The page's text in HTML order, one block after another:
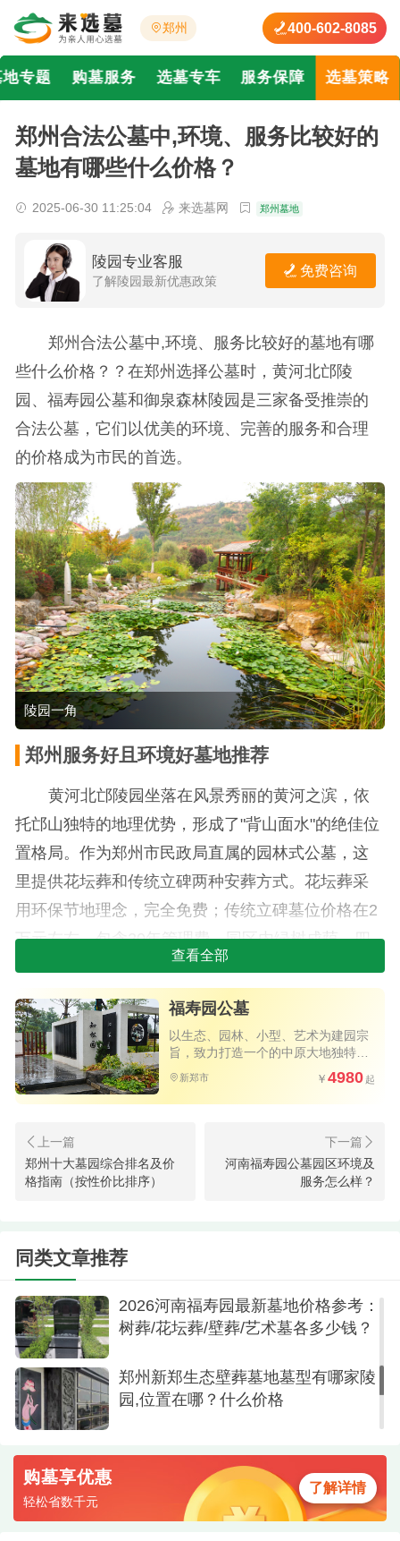
郑州 400-602-8085
地专题 购墓服务 选墓专车 服务保障 选墓策略
郑州合法公墓中,环境、服务比较好的
墓地有哪些什么价格？
2025-06-30 11:25:04 来选墓网 郑州墓地
陵园专业客服
了解陵园最新优惠政策
免费咨询
郑州合法公墓中,环境、服务比较好的墓地有哪
些什么价格？？在郑州选择公墓时，黄河北邙陵
园、福寿园公墓和御泉森林陵园是三家备受推崇的
合法公墓，它们以优美的环境、完善的服务和合理
的价格成为市民的首选。
陵园一角
郑州服务好且环境好墓地推荐
黄河北邙陵园坐落在风景秀丽的黄河之滨，依
托邙山独特的地理优势，形成了"背山面水"的绝佳位
置格局。作为郑州市民政局直属的园林式公墓，这
里提供花坛葬和传统立碑两种安葬方式。花坛葬采
用环保节地理念，完全免费；传统立碑墓位价格在2
万元左右，包含20年管理费。园区内绿树成荫，四
季常青，配备专业的礼仪服务和24小时安保系统，
每年清明期间还提供免费的祭扫接送服务。
福寿园公墓是郑州生态葬的先行者，位于郑州
西区，以"公园化、艺术化"的设计理念著称。这里提
供花坛葬、壁葬和树葬等多种生态安葬形式，价格
区内设有人文纪念广场和追思长廊，将传统文化与
现代殡葬理念完美融合。特别值得一提的是，福寿
御泉森林陵园位于郑州南郊的生态保护区，森
林覆盖率高达70%。这里的特色是"一墓一景"的设
计，每个墓位都享有独立的景观空间。花坛葬和传
统立碑的价格在1万元左右，性价比极高。陵园配套
有五星级接待中心、专业安葬礼仪团队，并提供代
客祭扫、清洁维护等增值服务。交通方面，地铁6号
查看全部
福寿园公墓
以生态、园林、小型、艺术为建园宗
旨，致力打造一个的中原大地独特的
新郑市 4980
郑州十大墓园综合排名及价
格指南（按性价比排序）
河南福寿园公墓园区环境及
服务怎么样？
同类文章推荐
黄河纪念公园墓地-功德园园区介绍及
墓地价格参考
览表（附加 地址）
2026河南福寿园最新墓地价格参考：
树葬/花坛葬/壁葬/艺术墓各多少钱？
郑州新郑生态壁葬墓地墓型有哪家陵
园,位置在哪？什么价格
购墓享优惠
轻松省数千元
了解详情